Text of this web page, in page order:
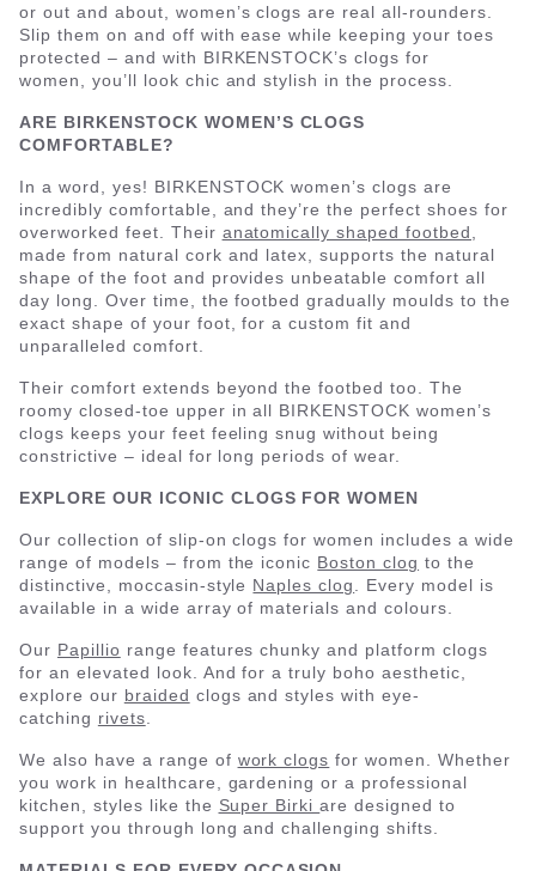
or out and about, women’s clogs are real all-rounders.
Slip them on and off with ease while keeping your toes
protected – and with BIRKENSTOCK’s clogs for
women, you’ll look chic and stylish in the process.
ARE BIRKENSTOCK WOMEN’S CLOGS
COMFORTABLE?
In a word, yes! BIRKENSTOCK women’s clogs are
incredibly comfortable, and they’re the perfect shoes for
overworked feet. Their anatomically shaped footbed
made from natural cork and latex, supports the natural
shape of the foot and provides unbeatable comfort all
day long. Over time, the footbed gradually moulds to the
exact shape of your foot, for a custom fit and
unparalleled comfort.
Their comfort extends beyond the footbed too. The
roomy closed-toe upper in all BIRKENSTOCK women’s
clogs keeps your feet feeling snug without being
constrictive – ideal for long periods of wear.
EXPLORE OUR ICONIC CLOGS FOR WOMEN
Our collection of slip-on clogs for women includes a wide
range of models – from the iconic Boston clog to the
distinctive, moccasin-style Naples clog
. Every model is
available in a wide array of materials and colours.
Our Papillio range features chunky and platform clogs
for an elevated look. And for a truly boho aesthetic,
explore our braided clogs and styles with eye-
catching rivets
We also have a range of work clogs for women. Whether
you work in healthcare, gardening or a professional
kitchen, styles like the Super Birkiare designed to
support you through long and challenging shifts.